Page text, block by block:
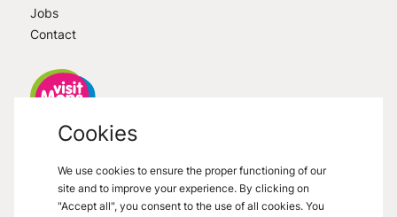
Jobs
Contact
Grand Place 27, 7000 Mons
Cookies
We use cookies to ensure the proper functioning of our
site and to improve your experience. By clicking on
"Accept all", you consent to the use of all cookies. You